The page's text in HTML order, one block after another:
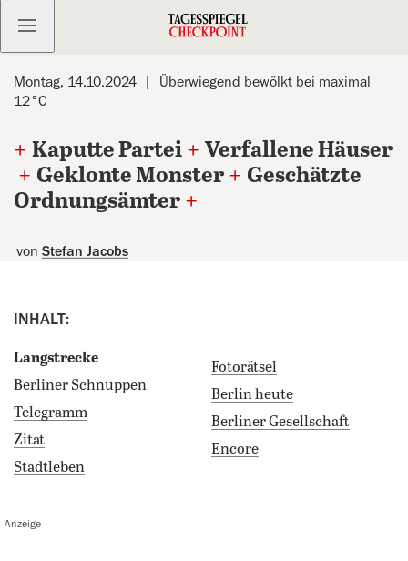
Kostenlos anmelden
Montag, 14.10.2024
Überwiegend bewölkt bei maximal
12°C
+ Kaputte Partei + Verfallene Häuser
+ Geklonte Monster + Geschätzte
Ordnungsämter +
von Stefan Jacobs
INHALT:
Langstrecke
Berliner Schnuppen
Telegramm
Zitat
Stadtleben
Fotorätsel
Berlin heute
Berliner Gesellschaft
Encore
Anzeige